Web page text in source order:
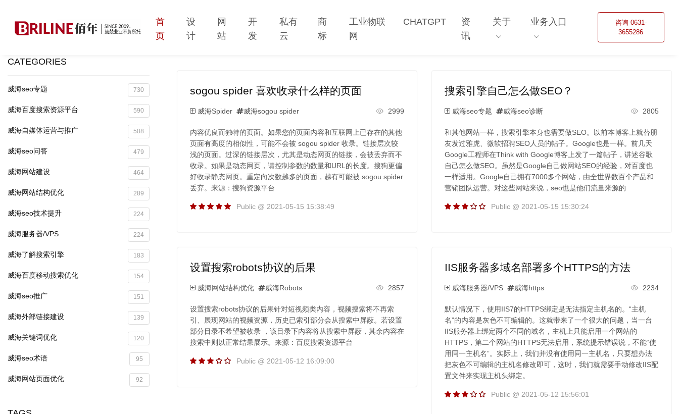
首
页
设
计
网
站
开
发
私有
云
商
标
工业物联
网
CHATGPT
资
讯
关于 业务入口
咨询 0631-
3655286
CATEGORIES
威海seo专题 730
威海百度搜索资源平台 590
威海自媒体运营与推广 508
威海seo问答 479
威海网站建设 464
威海网站结构优化 289
威海seo技术提升 224
威海服务器/VPS 224
威海了解搜索引擎 183
威海百度移动搜索优化 154
威海seo推广 151
威海外部链接建设 139
威海关键词优化 120
威海seo术语 95
威海网站页面优化 92
sogou spider 喜欢收录什么样的页面
威海Spider 威海sogou spider 2999
内容优良而独特的页面。如果您的页面内容和互联网上已存在的其他
页面有高度的相似性，可能不会被 sogou spider 收录。链接层次较
浅的页面。过深的链接层次，尤其是动态网页的链接，会被丢弃而不
收录。如果是动态网页，请控制参数的数量和URL的长度。搜狗更偏
好收录静态网页。重定向次数越多的页面，越有可能被 sogou spider
丢弃。来源：搜狗资源平台
Public @ 2021-05-15 15:38:49
搜索引擎自己怎么做SEO？
威海seo专题 威海seo诊断 2805
和其他网站一样，搜索引擎本身也需要做SEO。以前本博客上就替朋
友发过雅虎、微软招聘SEO人员的帖子。Google也是一样。前几天
Google工程师在Think with Google博客上发了一篇帖子，讲述谷歌
自己怎么做SEO。虽然是Google自己做网站SEO的经验，对百度也
一样适用。Google自己拥有7000多个网站，由全世界数百个产品和
营销团队运营。对这些网站来说，seo也是他们流量来源的
Public @ 2021-05-15 15:30:24
设置搜索robots协议的后果
威海网站结构优化 威海Robots 2857
设置搜索robots协议的后果针对短视频类内容，视频搜索将不再索
引、展现网站的视频资源，历史已索引部分会从搜索中屏蔽。若设置
部分目录不希望被收录 ，该目录下内容将从搜索中屏蔽，其余内容在
搜索中则以正常结果展示。来源：百度搜索资源平台
Public @ 2021-05-12 16:09:00
IIS服务器多域名部署多个HTTPS的方法
威海服务器/VPS 威海https 2234
默认情况下，使用IIS7的HTTPS绑定是无法指定主机名的。“主机
名”的内容是灰色不可编辑的。这就带来了一个很大的问题，当一台
IIS服务器上绑定两个不同的域名，主机上只能启用一个网站的
HTTPS，第二个网站的HTTPS无法启用，系统提示错误说，不能“使
用同一主机名”。实际上，我们并没有使用同一主机名，只要想办法
把灰色不可编辑的主机名修改即可，这时，我们就需要手动修改IIS配
置文件来实现主机头绑定。
Public @ 2021-05-12 15:56:01